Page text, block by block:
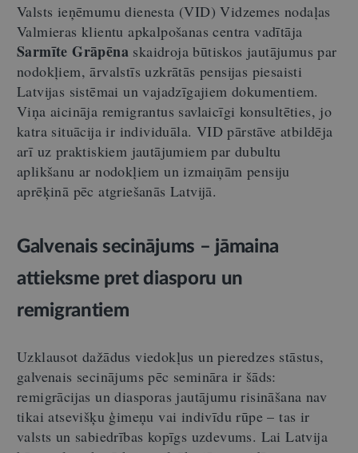
Valsts ieņēmumu dienesta (VID) Vidzemes nodaļas
Valmieras klientu apkalpošanas centra vadītāja
Sarmīte Grāpēna skaidroja būtiskos jautājumus par
nodokļiem, ārvalstīs uzkrātās pensijas piesaisti
Latvijas sistēmai un vajadzīgajiem dokumentiem.
Viņa aicināja remigrantus savlaicīgi konsultēties, jo
katra situācija ir individuāla. VID pārstāve atbildēja
arī uz praktiskiem jautājumiem par dubultu
aplikšanu ar nodokļiem un izmaiņām pensiju
aprēķinā pēc atgriešanās Latvijā.
Galvenais secinājums – jāmaina
attieksme pret diasporu un
remigrantiem
Uzklausot dažādus viedokļus un pieredzes stāstus,
galvenais secinājums pēc semināra ir šāds:
remigrācijas un diasporas jautājumu risināšana nav
tikai atsevišķu ģimeņu vai indivīdu rūpe – tas ir
valsts un sabiedrības kopīgs uzdevums. Lai Latvija